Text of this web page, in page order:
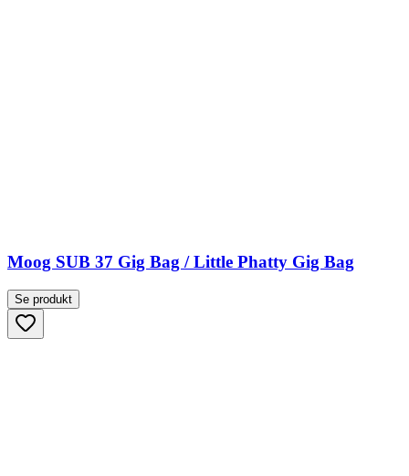
Moog SUB 37 Gig Bag / Little Phatty Gig Bag
Se produkt